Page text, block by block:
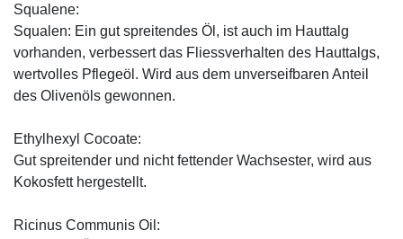
Squalene:
Squalen: Ein gut spreitendes Öl, ist auch im Hauttalg
vorhanden, verbessert das Fliessverhalten des Hauttalgs,
wertvolles Pflegeöl. Wird aus dem unverseifbaren Anteil
des Olivenöls gewonnen.
Ethylhexyl Cocoate:
Gut spreitender und nicht fettender Wachsester, wird aus
Kokosfett hergestellt.
Ricinus Communis Oil: